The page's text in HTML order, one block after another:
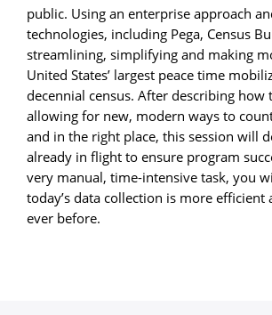
public. Using an enterprise approach
technologies, including Pega, Census
streamlining, simplifying and making
United States’ largest peace time
decennial census. After describing how
allowing for new, modern ways to
and in the right place, this session will
already in flight to ensure program
very manual, time-intensive task, you
today’s data collection is more efficient
ever before.